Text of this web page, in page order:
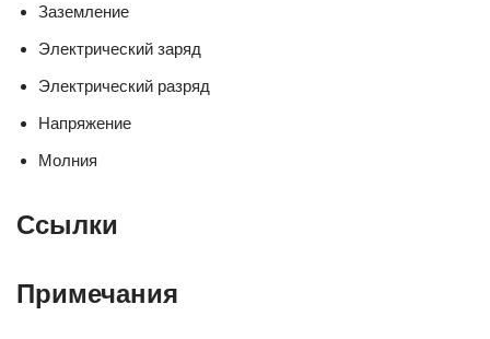
Заземление
Электрический заряд
Электрический разряд
Напряжение
Молния
Ссылки
Примечания